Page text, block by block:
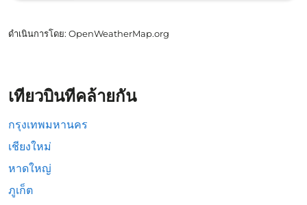
ดำเนินการโดย: OpenWeatherMap.org
เที่ยวบินที่คล้ายกัน
กรุงเทพมหานคร
เชียงใหม่
หาดใหญ่
ภูเก็ต